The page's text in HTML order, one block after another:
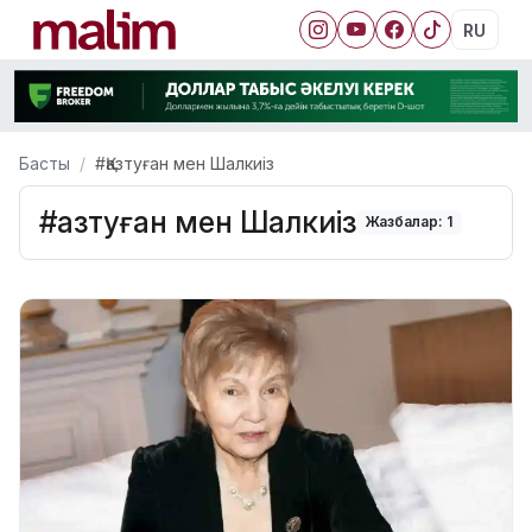
RU
Басты #Қазтуған мен Шалкиіз
#Қазтуған мен Шалкиіз Жазбалар: 1